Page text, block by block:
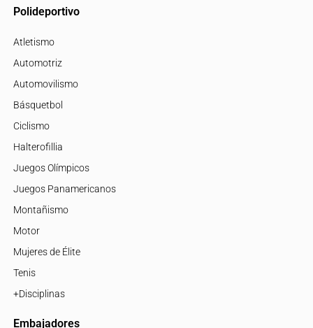
Polideportivo
Atletismo
Automotriz
Automovilismo
Básquetbol
Ciclismo
Halterofillia
Juegos Olímpicos
Juegos Panamericanos
Montañismo
Motor
Mujeres de Élite
Tenis
+Disciplinas
Embajadores